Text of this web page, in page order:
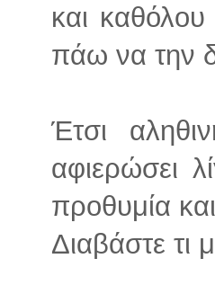
και
πάω να την
Έτσι
αφιερώσει
προθυμία
Διαβάστε τι